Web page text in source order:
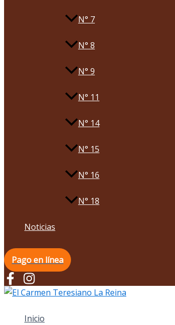
N° 7
N° 8
N° 9
N° 11
N° 14
N° 15
N° 16
N° 18
Noticias
Pago en línea
Inicio